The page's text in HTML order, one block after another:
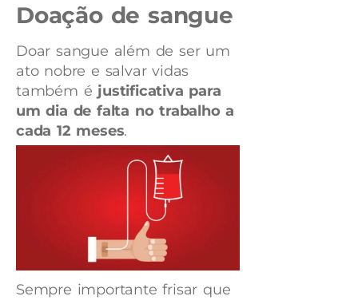
Doação de sangue
Doar sangue além de ser um
ato nobre e salvar vidas
também é justificativa para
um dia de falta no trabalho a
cada 12 meses.
Sempre importante frisar que